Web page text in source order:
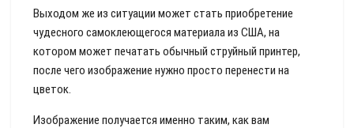
Выходом же из ситуации может стать приобретение
чудесного самоклеющегося материала из США, на
котором может печатать обычный струйный принтер,
после чего изображение нужно просто перенести на
цветок.
Изображение получается именно таким, как вам